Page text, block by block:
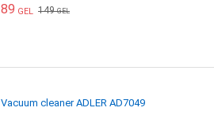
89 GEL 149GEL
Vacuum cleaner ADLER AD7049